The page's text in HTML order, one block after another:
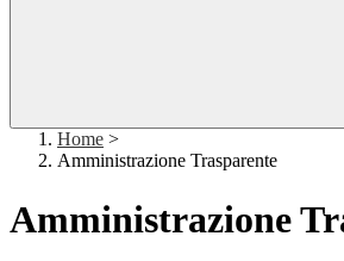
Home >
Amministrazione Trasparente
Amministrazione